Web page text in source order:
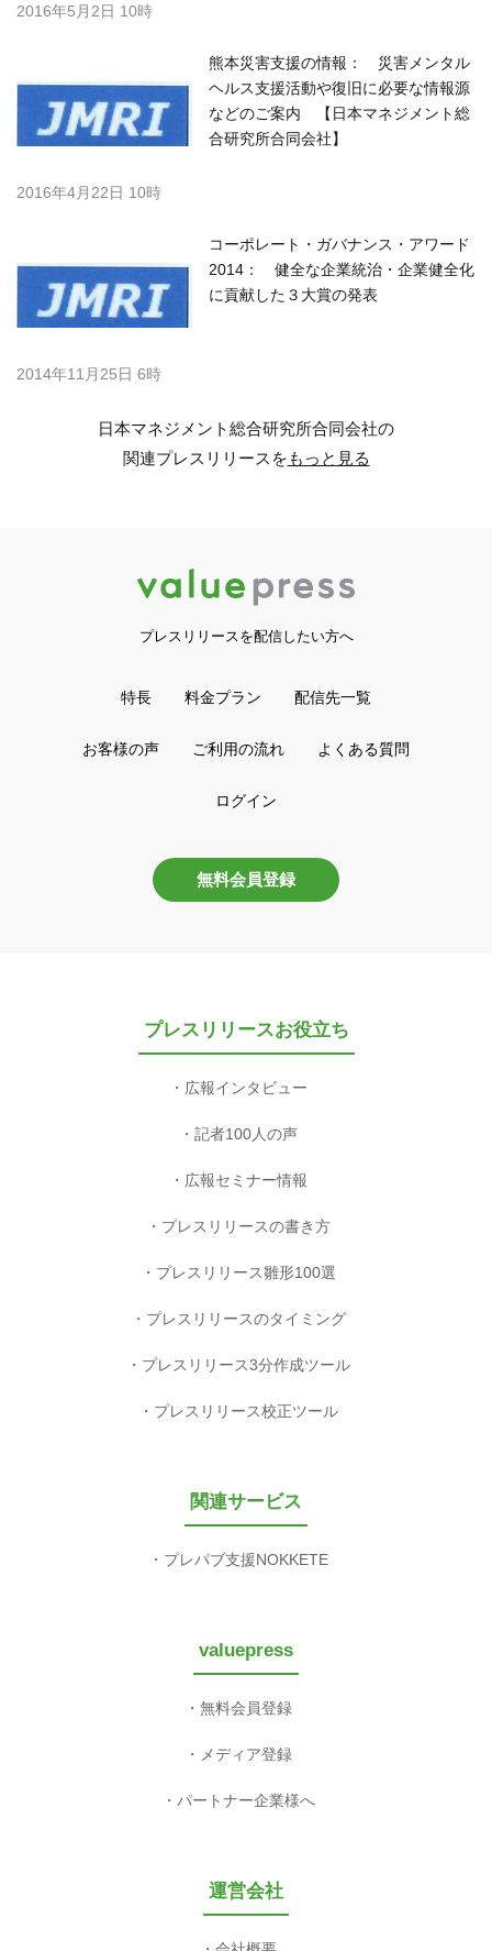
2016年5月2日 10時
熊本災害支援の情報： 災害メンタル
ヘルス支援活動や復旧に必要な情報源
などのご案内 【日本マネジメント総
合研究所合同会社】
2016年4月22日 10時
コーポレート・ガバナンス・アワード
2014： 健全な企業統治・企業健全化
に貢献した３大賞の発表
2014年11月25日 6時
日本マネジメント総合研究所合同会社の
関連プレスリリースをもっと見る
プレスリリースを配信したい方へ
特長 料金プラン 配信先一覧
お客様の声 ご利用の流れ よくある質問
ログイン
無料会員登録
プレスリリースお役立ち
広報インタビュー
記者100人の声
広報セミナー情報
プレスリリースの書き方
プレスリリース雛形100選
プレスリリースのタイミング
プレスリリース3分作成ツール
プレスリリース校正ツール
関連サービス
プレパブ支援NOKKETE
valuepress
無料会員登録
メディア登録
パートナー企業様へ
運営会社